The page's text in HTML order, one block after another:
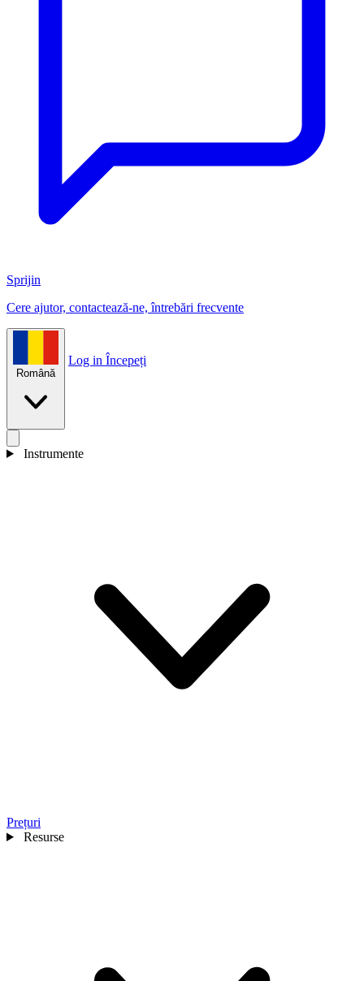
Sprijin
Cere ajutor, contactează-ne, întrebări frecvente
Română
Log in Începeți
Instrumente
Prețuri
Resurse